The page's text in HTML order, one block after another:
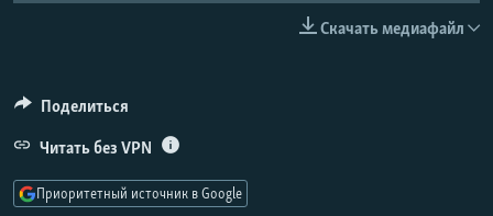
Скачать медиафайл
Поделиться
Читать без VPN
Приоритетный источник в Google